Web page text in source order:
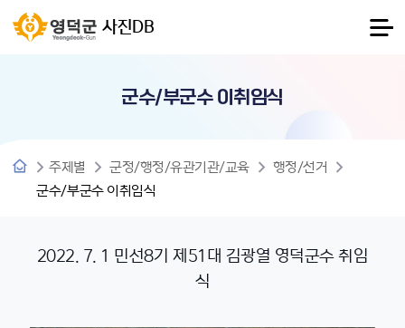
사진DB
군수/부군수 이취임식
주제별 군정/행정/유관기관/교육
행정/선거
군수/부군수 이취임식
2022. 7. 1 민선8기 제51대 김광열 영덕군수 취임
식